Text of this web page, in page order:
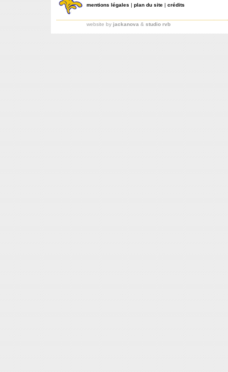
mentions légales | plan du site | crédits
website by jackanova & studio rvb